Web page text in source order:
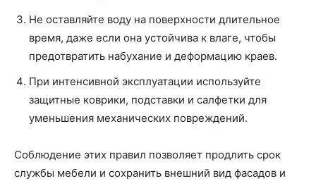
Не оставляйте воду на поверхности длительное
время, даже если она устойчива к влаге, чтобы
предотвратить набухание и деформацию краев.
При интенсивной эксплуатации используйте
защитные коврики, подставки и салфетки для
уменьшения механических повреждений.
Соблюдение этих правил позволяет продлить срок
службы мебели и сохранить внешний вид фасадов и